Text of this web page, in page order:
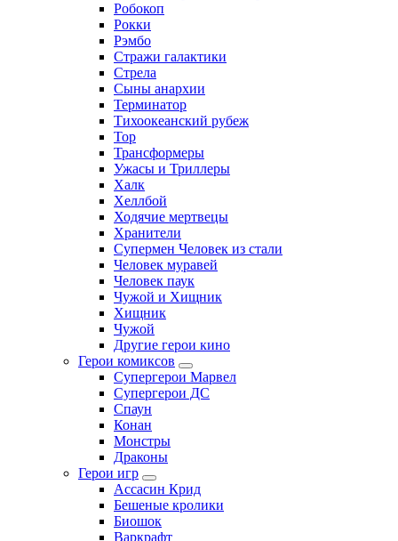
Робокоп
Рокки
Рэмбо
Стражи галактики
Стрела
Сыны анархии
Терминатор
Тихоокеанский рубеж
Тор
Трансформеры
Ужасы и Триллеры
Халк
Хеллбой
Ходячие мертвецы
Хранители
Супермен Человек из стали
Человек муравей
Человек паук
Чужой и Хищник
Хищник
Чужой
Другие герои кино
Герои комиксов
Супергерои Марвел
Супергерои ДС
Спаун
Конан
Монстры
Драконы
Герои игр
Ассасин Крид
Бешеные кролики
Биошок
Варкрафт